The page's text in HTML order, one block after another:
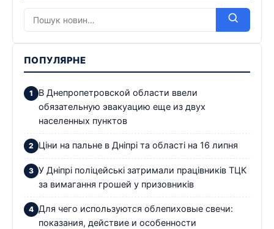
ПОПУЛЯРНЕ
В Днепропетровской области ввели
обязательную эвакуацию еще из двух
населенных пунктов
Ціни на пальне в Дніпрі та області на 16 липня
У Дніпрі поліцейські затримали працівників ТЦК
за вимагання грошей у призовників
Для чего используются облепиховые свечи:
показания, действие и особенности